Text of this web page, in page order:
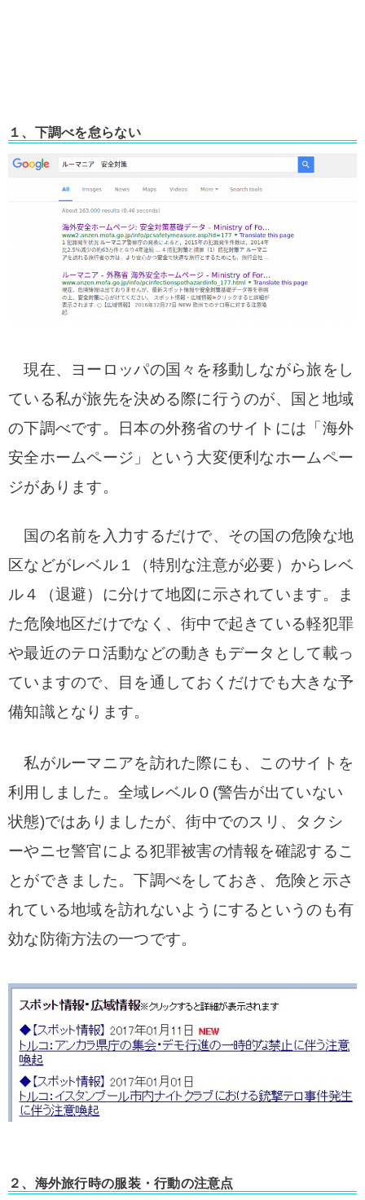
１、下調べを怠らない
現在、ヨーロッパの国々を移動しながら旅をし
ている私が旅先を決める際に行うのが、国と地域
の下調べです。
日本の外務省のサイトには「海外
安全ホームページ」という大変便利なホームペー
ジがあります。
国の名前を入力するだけで、その国の危険な地
区などがレベル１（特別な注意が必要）からレベ
ル４（退避）に分けて地図に示されています。
ま
た危険地区だけでなく、街中で起きている軽犯罪
や最近のテロ活動などの動きもデータとして載っ
ていますので、目を通しておくだけでも大きな予
備知識となります。
私がルーマニアを訪れた際にも、このサイトを
利用しました。全域レベル０(警告が出ていない
状態)ではありましたが、街中でのスリ、タクシ
ーやニセ警官による犯罪被害の情報を確認するこ
とができました。下調べをしておき、危険と示さ
れている地域を訪れないようにするというのも有
効な防衛方法の一つです。
２、海外旅行時の服装・行動の注意点